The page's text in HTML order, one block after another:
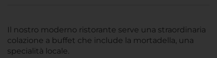
Il nostro moderno ristorante serve una straordinaria
colazione a buffet che include la mortadella, una
specialità locale.